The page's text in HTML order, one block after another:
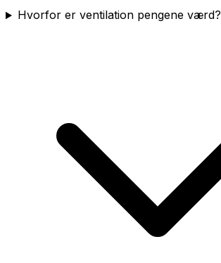
Hvorfor er ventilation pengene værd?